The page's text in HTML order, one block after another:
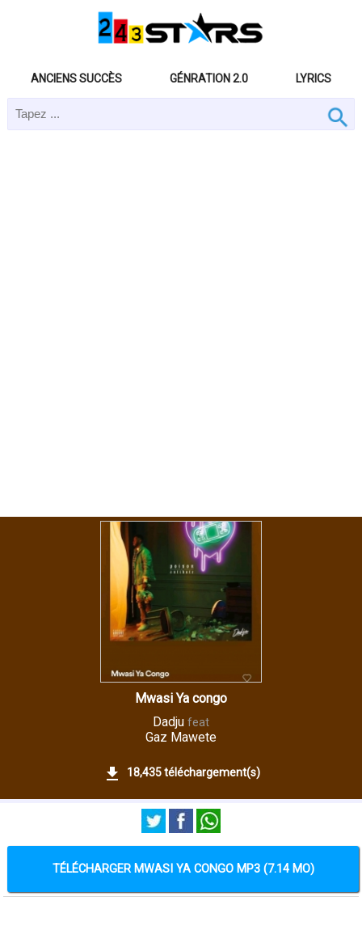
ANCIENS SUCCÈS GÉNRATION 2.0 LYRICS
Mwasi Ya congo
Dadju feat
Gaz Mawete
18,435 téléchargement(s)
TÉLÉCHARGER MWASI YA CONGO MP3 (7.14 MO)